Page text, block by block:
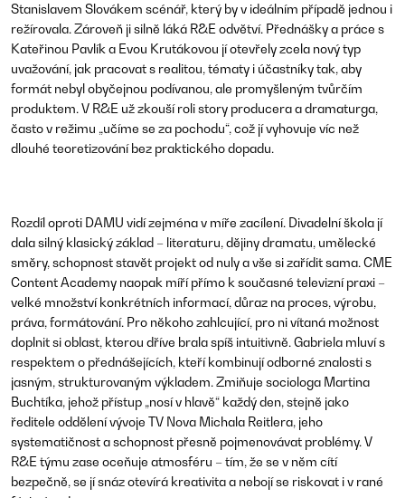
Stanislavem Slovákem scénář, který by v ideálním případě jednou i
režírovala. Zároveň ji silně láká R&E odvětví. Přednášky a práce s
Kateřinou Pavlík a Evou Krutákovou jí otevřely zcela nový typ
uvažování, jak pracovat s realitou, tématy i účastníky tak, aby
formát nebyl obyčejnou podívanou, ale promyšleným tvůrčím
produktem. V R&E už zkouší roli story producera a dramaturga,
často v režimu „učíme se za pochodu“, což jí vyhovuje víc než
dlouhé teoretizování bez praktického dopadu.
Rozdíl oproti DAMU vidí zejména v míře zacílení. Divadelní škola jí
dala silný klasický základ – literaturu, dějiny dramatu, umělecké
směry, schopnost stavět projekt od nuly a vše si zařídit sama. CME
Content Academy naopak míří přímo k současné televizní praxi –
velké množství konkrétních informací, důraz na proces, výrobu,
práva, formátování. Pro někoho zahlcující, pro ni vítaná možnost
doplnit si oblast, kterou dříve brala spíš intuitivně. Gabriela mluví s
respektem o přednášejících, kteří kombinují odborné znalosti s
jasným, strukturovaným výkladem. Zmiňuje sociologa Martina
Buchtíka, jehož přístup „nosí v hlavě“ každý den, stejně jako
ředitele oddělení vývoje TV Nova Michala Reitlera, jeho
systematičnost a schopnost přesně pojmenovávat problémy. V
R&E týmu zase oceňuje atmosféru – tím, že se v něm cítí
bezpečně, se jí snáz otevírá kreativita a nebojí se riskovat i v rané